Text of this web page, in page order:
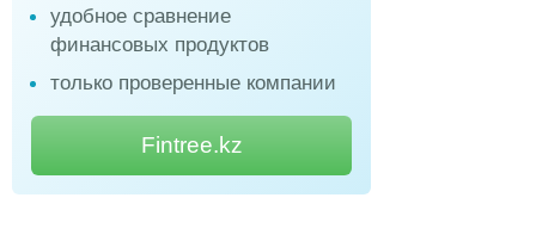
удобное сравнение
финансовых продуктов
только проверенные компании
Fintree.kz